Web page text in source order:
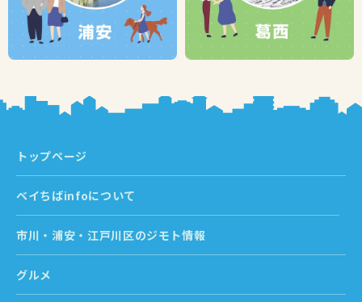
トップページ
ベイちばinfoについて
市川・浦安・江戸川区のジモト情報
グルメ